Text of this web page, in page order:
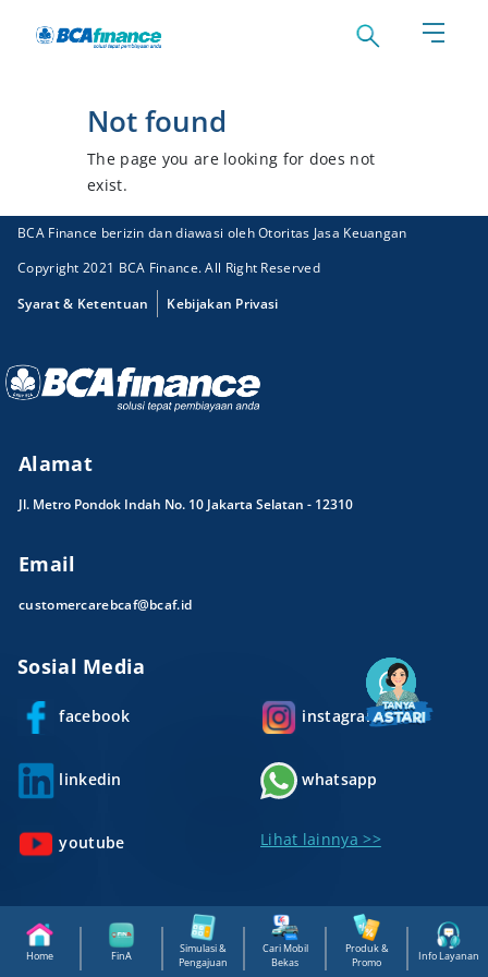
Home FinA
Simulasi &
Pengajuan
Cari Mobil
Bekas
Produk &
Promo
Info Layanan
Not found
The page you are looking for does not
exist.
BCA Finance berizin dan diawasi oleh Otoritas Jasa Keuangan
Copyright 2021 BCA Finance. All Right Reserved
Syarat & Ketentuan
Kebijakan Privasi
Alamat
Jl. Metro Pondok Indah No. 10 Jakarta Selatan - 12310
Email
customercarebcaf@bcaf.id
Sosial Media
facebook instagram
linkedin whatsapp
youtube Lihat lainnya >>